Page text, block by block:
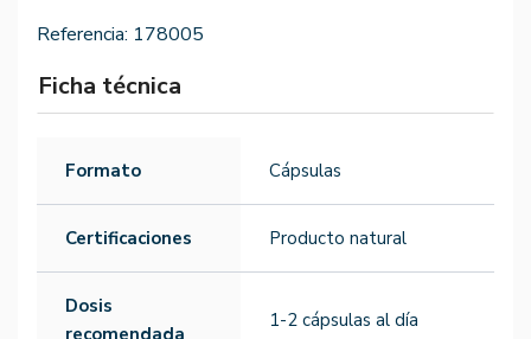
Referencia: 178005
Ficha técnica
Formato Cápsulas
Certificaciones Producto natural
Dosis
1-2 cápsulas al día